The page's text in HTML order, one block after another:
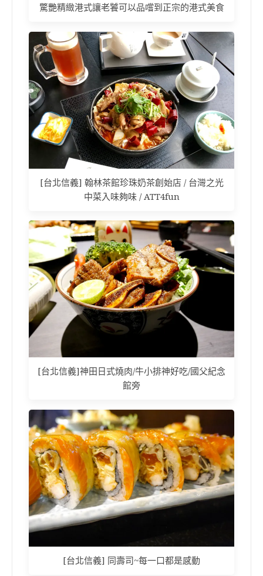
驚艷精緻港式讓老饕可以品嚐到正宗的港式美食
[台北信義] 翰林茶館珍珠奶茶創始店 / 台灣之光
中菜入味夠味 / ATT4fun
[台北信義]神田日式燒肉/牛小排神好吃/國父紀念
館旁
[台北信義] 同壽司~每一口都是感動